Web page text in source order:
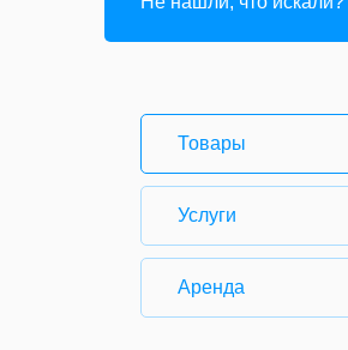
Товары
Услуги
Аренда